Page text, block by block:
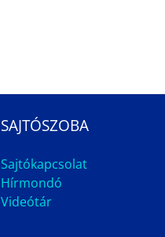
SAJTÓSZOBA
Sajtókapcsolat
Hírmondó
Videótár